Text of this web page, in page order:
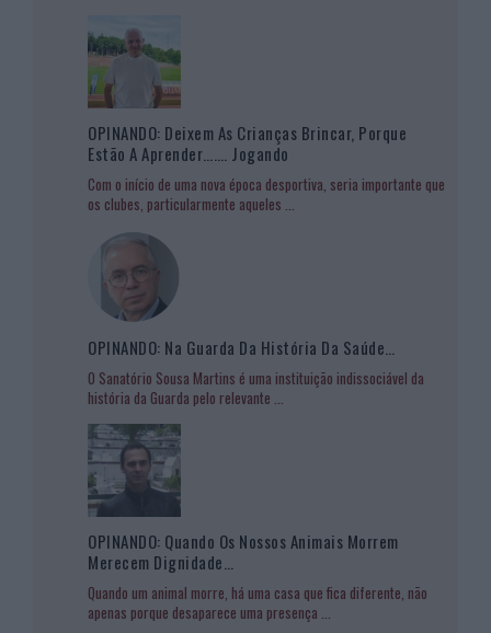
OPINANDO: Deixem As Crianças Brincar, Porque
Estão A Aprender……. Jogando
Com o início de uma nova época desportiva, seria importante que
os clubes, particularmente aqueles ...
OPINANDO: Na Guarda Da História Da Saúde…
O Sanatório Sousa Martins é uma instituição indissociável da
história da Guarda pelo relevante ...
OPINANDO: Quando Os Nossos Animais Morrem
Merecem Dignidade…
Quando um animal morre, há uma casa que fica diferente, não
apenas porque desaparece uma presença ...